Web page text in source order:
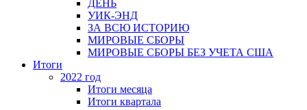
ДЕНЬ
УИК-ЭНД
ЗА ВСЮ ИСТОРИЮ
МИРОВЫЕ СБОРЫ
МИРОВЫЕ СБОРЫ БЕЗ УЧЕТА США
Итоги
2022 год
Итоги месяца
Итоги квартала